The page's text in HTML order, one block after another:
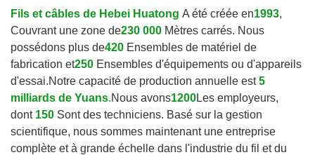
Fils et câbles de Hebei Huatong A été créée en1993,
Couvrant une zone de230 000 Mètres carrés. Nous
possédons plus de420 Ensembles de matériel de
fabrication et250 Ensembles d'équipements ou d'appareils
d'essai.Notre capacité de production annuelle est 5
milliards de Yuans.Nous avons1200Les employeurs,
dont 150 Sont des techniciens. Basé sur la gestion
scientifique, nous sommes maintenant une entreprise
complète et à grande échelle dans l'industrie du fil et du